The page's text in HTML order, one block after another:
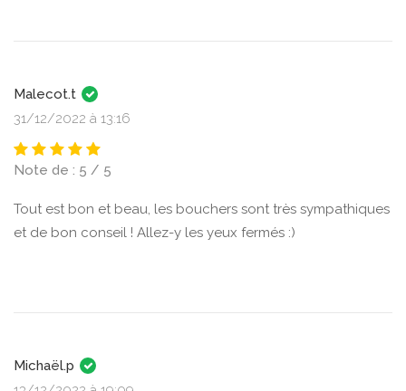
Malecot.t
31/12/2022 à 13:16
Note de : 5 / 5
Tout est bon et beau, les bouchers sont très sympathiques
et de bon conseil ! Allez-y les yeux fermés :)
Michaël.p